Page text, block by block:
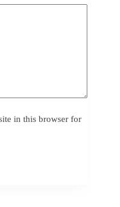
in this browser for